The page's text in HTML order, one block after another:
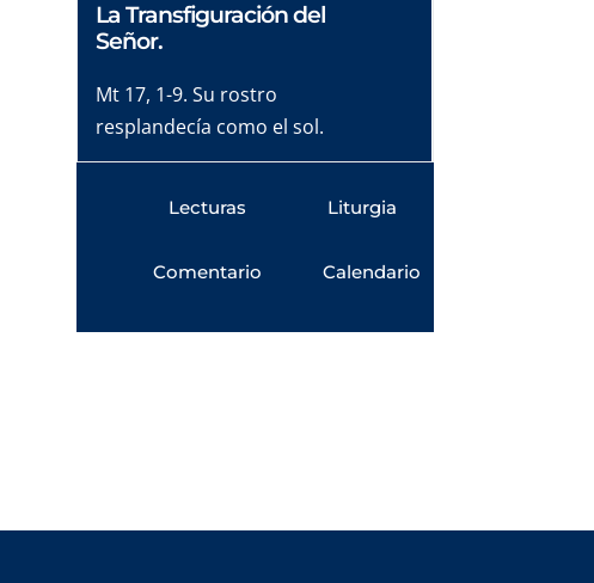
La Transfiguración del
Señor.
Mt 17, 1-9. Su rostro
resplandecía como el sol.
Lecturas
Comentario
Liturgia
Calendario